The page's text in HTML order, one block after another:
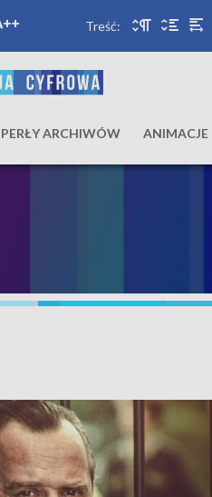
Treść:
PERŁY ARCHIWÓW ANIMACJE